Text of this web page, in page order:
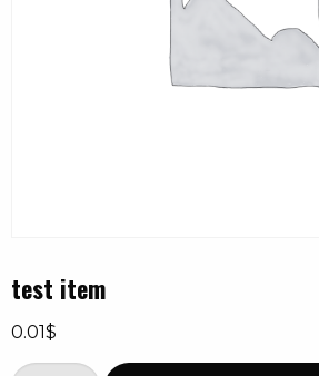
test item
0.01$